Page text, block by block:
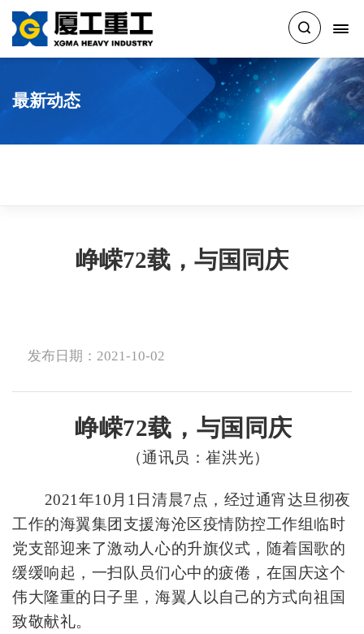
最新动态
峥嵘72载，与国同庆
发布日期：2021-10-02
峥嵘72载，与国同 庆
（通讯员：崔洪光）
2021年10月1日清晨7点，经过通宵达旦彻夜
工作的海翼集团支援海沧区疫情防控工作组临时
党支部迎来了激动人心的升旗仪式，随着国歌的
缓缓响起，一扫队员们心中的疲倦，在国庆这个
伟大隆重的日子里，海翼人以自己的方式向祖国
致敬献礼。